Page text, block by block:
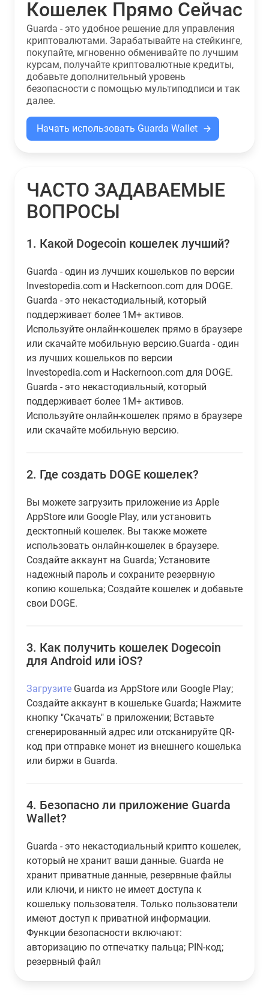
Кошелек Прямо Сейчас
Guarda - это удобное решение для управления
криптовалютами. Зарабатывайте на стейкинге,
покупайте, мгновенно обменивайте по лучшим
курсам, получайте криптовалютные кредиты,
добавьте дополнительный уровень
безопасности с помощью мультиподписи и так
далее.
Начать использовать Guarda Wallet
ЧАСТО ЗАДАВАЕМЫЕ
ВОПРОСЫ
1. Какой Dogecoin кошелек лучший?
Guarda - один из лучших кошельков по версии
Investopedia.com и Hackernoon.com для DOGE.
Guarda - это некастодиальный, который
поддерживает более 1M+ активов.
Используйте онлайн-кошелек прямо в браузере
или скачайте мобильную версию.Guarda - один
из лучших кошельков по версии
Investopedia.com и Hackernoon.com для DOGE.
Guarda - это некастодиальный, который
поддерживает более 1M+ активов.
Используйте онлайн-кошелек прямо в браузере
или скачайте мобильную версию.
2. Где создать DOGE кошелек?
Вы можете загрузить приложение из Apple
AppStore или Google Play, или установить
десктопный кошелек. Вы также можете
использовать онлайн-кошелек в браузере.
Создайте аккаунт на Guarda; Установите
надежный пароль и сохраните резервную
копию кошелька; Создайте кошелек и добавьте
свои DOGE.
3. Как получить кошелек Dogecoin
для Android или iOS?
Загрузите Guarda из AppStore или Google Play;
Создайте аккаунт в кошельке Guarda; Нажмите
кнопку "Скачать" в приложении; Вставьте
сгенерированный адрес или отсканируйте QR-
код при отправке монет из внешнего кошелька
или биржи в Guarda.
4. Безопасно ли приложение Guarda
Wallet?
Guarda - это некастодиальный крипто кошелек,
который не хранит ваши данные. Guarda не
хранит приватные данные, резервные файлы
или ключи, и никто не имеет доступа к
кошельку пользователя. Только пользователи
имеют доступ к приватной информации.
Функции безопасности включают:
авторизацию по отпечатку пальца; PIN-код;
резервный файл